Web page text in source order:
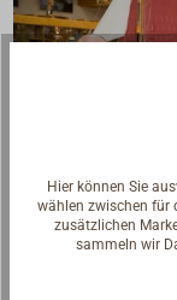
Fragen
Hier können Sie
wählen zwischen für
zusätzlichen
sammeln wir